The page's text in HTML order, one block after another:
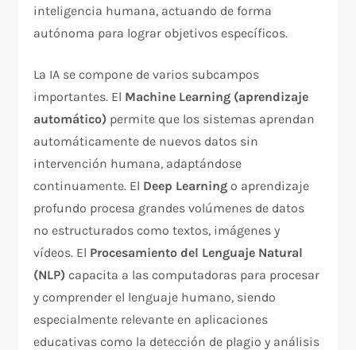
inteligencia humana, actuando de forma
autónoma para lograr objetivos específicos.​
La IA se compone de varios subcampos
importantes. El Machine Learning (aprendizaje
automático) permite que los sistemas aprendan
automáticamente de nuevos datos sin
intervención humana, adaptándose
continuamente. El Deep Learning o aprendizaje
profundo procesa grandes volúmenes de datos
no estructurados como textos, imágenes y
vídeos. El Procesamiento del Lenguaje Natural
(NLP) capacita a las computadoras para procesar
y comprender el lenguaje humano, siendo
especialmente relevante en aplicaciones
educativas como la detección de plagio y análisis